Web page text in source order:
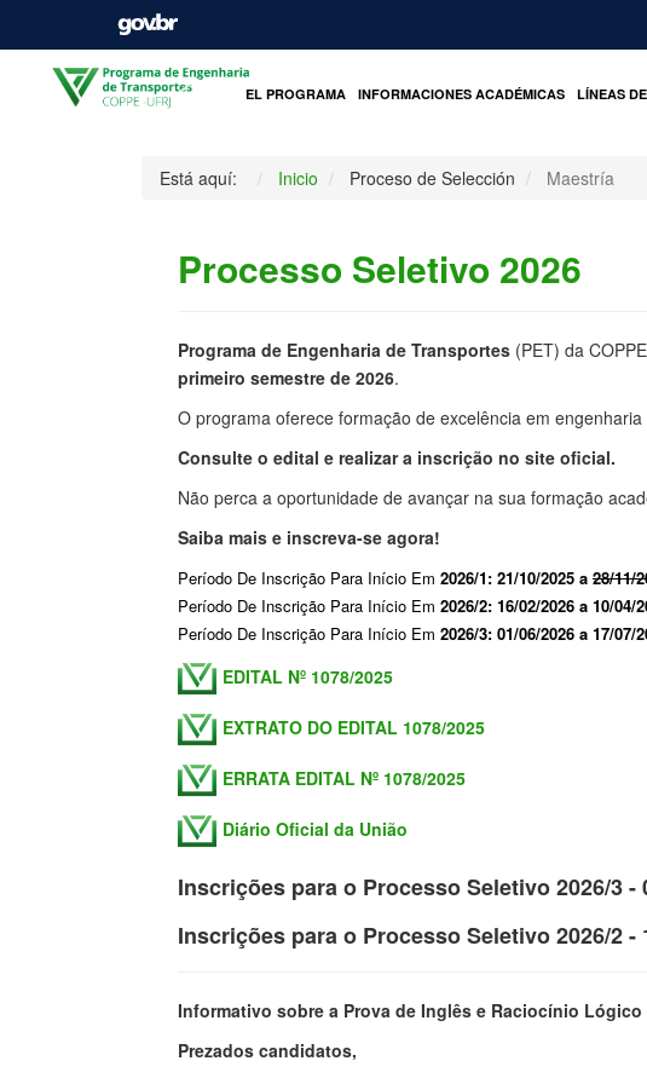
INICIO
EL PROGRAMA
INFORMACIONES ACADÉMICAS LÍNEAS
Está aquí: Inicio Proceso de Selección Maestría
Processo Seletivo 2026
Programa de Engenharia de Transportes (PET) da
primeiro semestre de 2026.
O programa oferece formação de excelência em
Consulte o edital e realizar a inscrição no site oficial.
Não perca a oportunidade de avançar na sua formação
Saiba mais e inscreva-se agora!
Período De Inscrição Para Início Em 2026/1: 21/10/2025 a 28/11/
Período De Inscrição Para Início Em 2026/2: 16/02/2026 a 10/04/
Período De Inscrição Para Início Em 2026/3: 01/06/2026 a 17/07/
EDITAL Nº 1078/2025
EXTRATO DO EDITAL 1078/2025
ERRATA EDITAL Nº 1078/2025
Diário Oficial da União
Inscrições para o Processo Seletivo 2026/3 -
Inscrições para o Processo Seletivo 2026/2 -
Informativo sobre a Prova de Inglês e Raciocínio
Prezados candidatos,